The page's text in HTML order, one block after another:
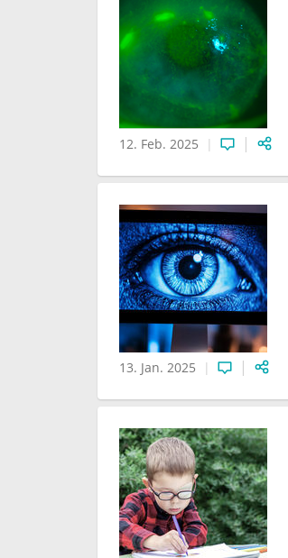
12. Feb. 2025
13. Jan. 2025